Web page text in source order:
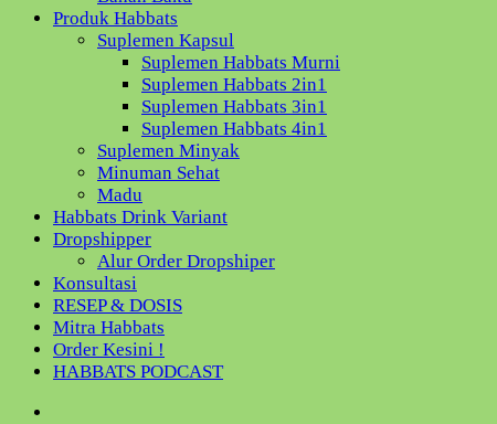
Produk Habbats
Suplemen Kapsul
Suplemen Habbats Murni
Suplemen Habbats 2in1
Suplemen Habbats 3in1
Suplemen Habbats 4in1
Suplemen Minyak
Minuman Sehat
Madu
Habbats Drink Variant
Dropshipper
Alur Order Dropshiper
Konsultasi
RESEP & DOSIS
Mitra Habbats
Order Kesini !
HABBATS PODCAST